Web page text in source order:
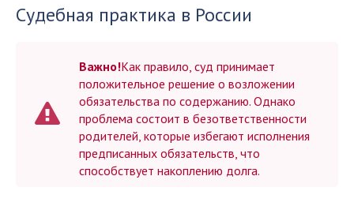
Судебная практика в России
Важно!Как правило, суд принимает
положительное решение о возложении
обязательства по содержанию. Однако
проблема состоит в безответственности
родителей, которые избегают исполнения
предписанных обязательств, что
способствует накоплению долга.